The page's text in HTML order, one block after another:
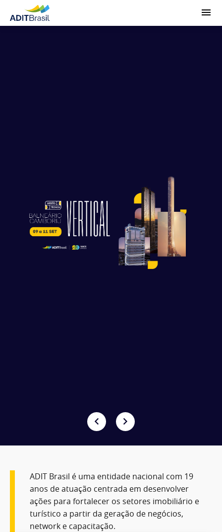
ADIT Brasil é uma entidade nacional com 19
anos de atuação centrada em desenvolver
ações para fortalecer os setores imobiliário e
turístico a partir da geração de negócios,
network e capacitação.